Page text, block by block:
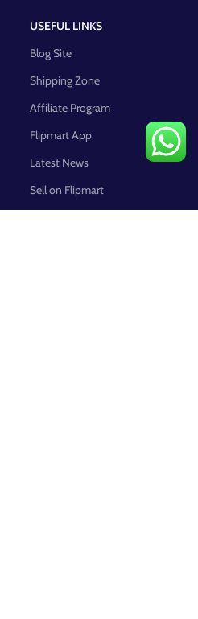
USEFUL LINKS
Blog Site
Shipping Zone
Affiliate Program
Flipmart App
Latest News
Sell on Flipmart